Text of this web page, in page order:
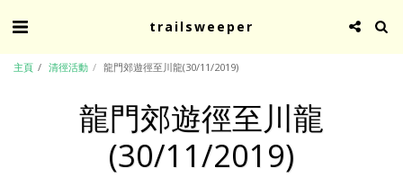
trailsweeper
主頁 清徑活動 龍門郊遊徑至川龍(30/11/2019)
龍門郊遊徑至川龍
(30/11/2019)